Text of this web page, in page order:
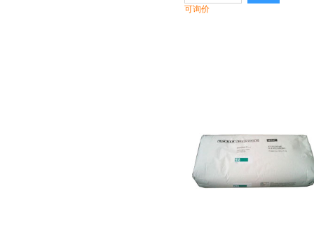
可询价